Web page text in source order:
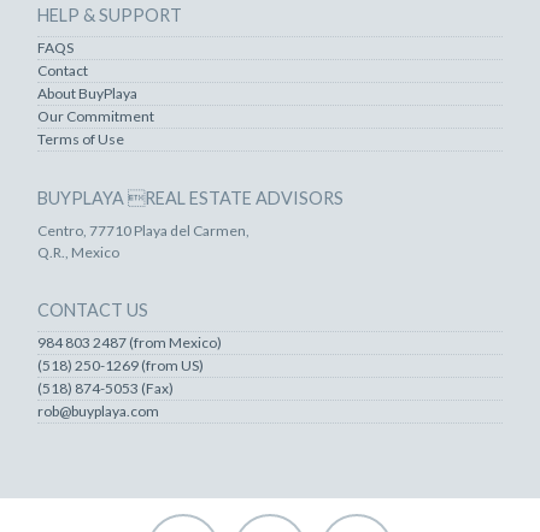
HELP & SUPPORT
FAQS
Contact
About BuyPlaya
Our Commitment
Terms of Use
BUYPLAYA REAL ESTATE ADVISORS
Centro, 77710 Playa del Carmen,
Q.R., Mexico
CONTACT US
984 803 2487 (from Mexico)
(518) 250-1269 (from US)
(518) 874-5053 (Fax)
rob@buyplaya.com